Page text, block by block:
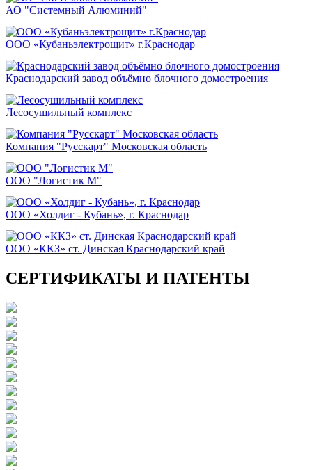
АО "Системный Алюминий"
ООО «Кубаньэлектрощит» г.Краснодар
Краснодарский завод объёмно блочного домостроения
Лесосушильный комплекс
Компания "Русскарт" Московская область
ООО "Логистик М"
ООО «Холдиг - Кубань», г. Краснодар
ООО «ККЗ» ст. Динская Краснодарский край
СЕРТИФИКАТЫ И ПАТЕНТЫ